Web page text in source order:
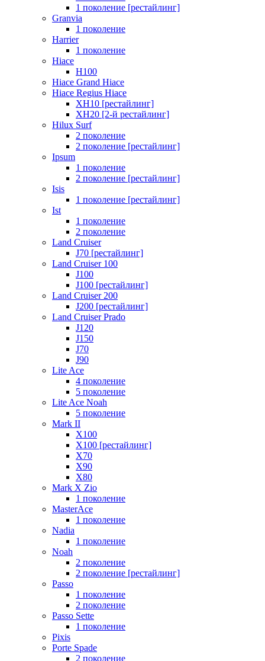
1 поколение [рестайлинг]
Granvia
1 поколение
Harrier
1 поколение
Hiace
H100
Hiace Grand Hiace
Hiace Regius Hiace
XH10 [рестайлинг]
XH20 [2-й рестайлинг]
Hilux Surf
2 поколение
2 поколение [рестайлинг]
Ipsum
1 поколение
2 поколение [рестайлинг]
Isis
1 поколение [рестайлинг]
Ist
1 поколение
2 поколение
Land Cruiser
J70 [рестайлинг]
Land Cruiser 100
J100
J100 [рестайлинг]
Land Cruiser 200
J200 [рестайлинг]
Land Cruiser Prado
J120
J150
J70
J90
Lite Ace
4 поколение
5 поколение
Lite Ace Noah
5 поколение
Mark II
X100
X100 [рестайлинг]
X70
X90
Х80
Mark X Zio
1 поколение
MasterAce
1 поколение
Nadia
1 поколение
Noah
2 поколение
2 поколение [рестайлинг]
Passo
1 поколение
2 поколение
Passo Sette
1 поколение
Pixis
Porte Spade
2 поколение